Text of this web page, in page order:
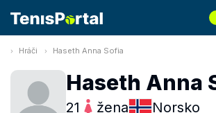
Hráči Haseth Anna Sofia
Haseth Anna
21 žena Norsko